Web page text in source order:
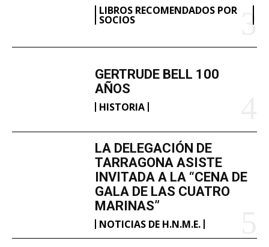
LIBROS RECOMENDADOS POR
SOCIOS
GERTRUDE BELL 100
AÑOS
HISTORIA
LA DELEGACIÓN DE
TARRAGONA ASISTE
INVITADA A LA “CENA DE
GALA DE LAS CUATRO
MARINAS”
NOTICIAS DE H.N.M.E.